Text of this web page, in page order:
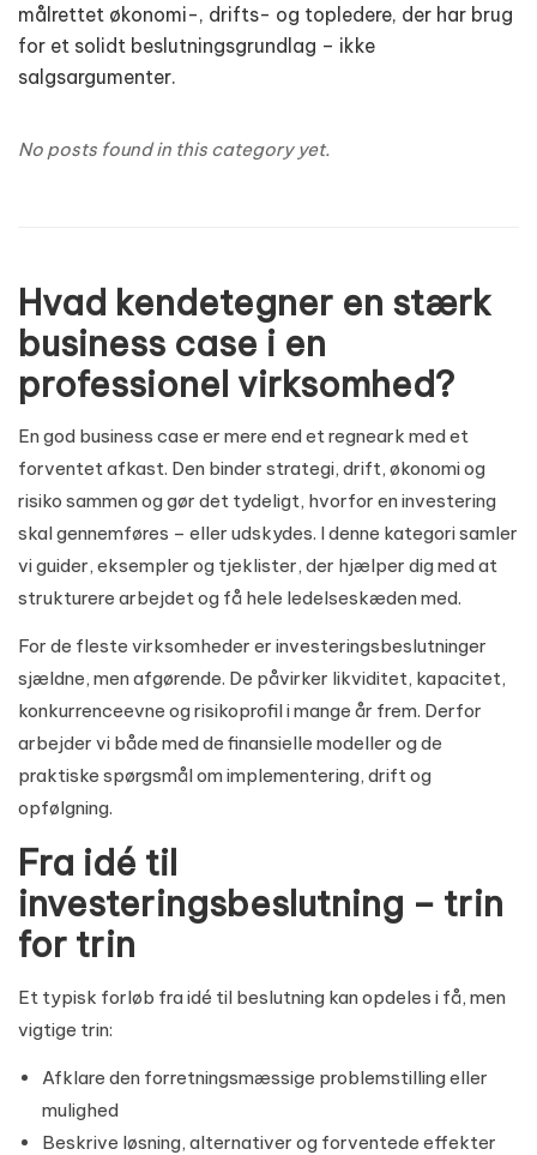
målrettet økonomi-, drifts- og topledere, der har brug
for et solidt beslutningsgrundlag – ikke
salgsargumenter.
No posts found in this category yet.
Hvad kendetegner en stærk
business case i en
professionel virksomhed?
En god business case er mere end et regneark med et
forventet afkast. Den binder strategi, drift, økonomi og
risiko sammen og gør det tydeligt, hvorfor en investering
skal gennemføres – eller udskydes. I denne kategori samler
vi guider, eksempler og tjeklister, der hjælper dig med at
strukturere arbejdet og få hele ledelseskæden med.
For de fleste virksomheder er investeringsbeslutninger
sjældne, men afgørende. De påvirker likviditet, kapacitet,
konkurrenceevne og risikoprofil i mange år frem. Derfor
arbejder vi både med de finansielle modeller og de
praktiske spørgsmål om implementering, drift og
opfølgning.
Fra idé til
investeringsbeslutning – trin
for trin
Et typisk forløb fra idé til beslutning kan opdeles i få, men
vigtige trin:
Afklare den forretningsmæssige problemstilling eller
mulighed
Beskrive løsning, alternativer og forventede effekter